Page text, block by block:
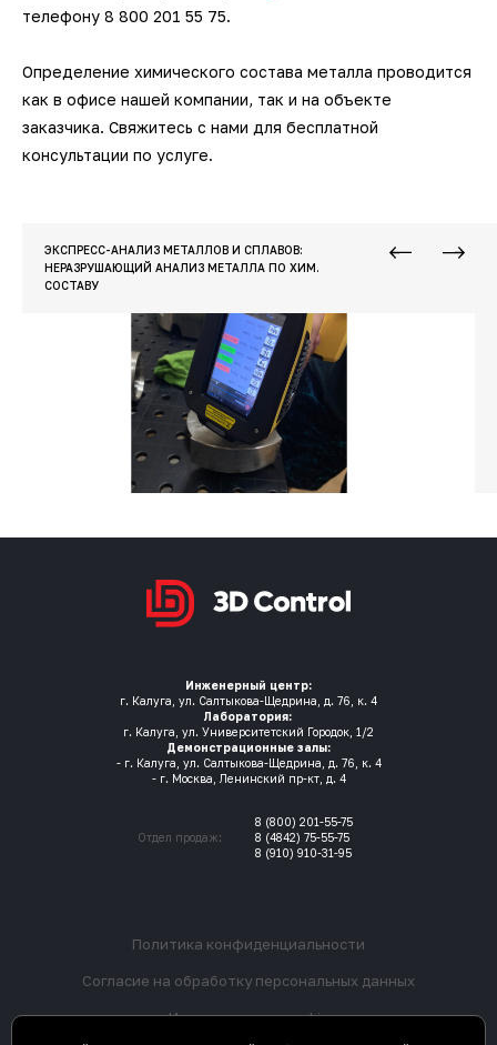
телефону 8 800 201 55 75.
Определение химического состава металла проводится
как в офисе нашей компании, так и на объекте
заказчика. Свяжитесь с нами для бесплатной
консультации по услуге.
ЭКСПРЕСС-АНАЛИЗ МЕТАЛЛОВ И СПЛАВОВ:
НЕРАЗРУШАЮЩИЙ АНАЛИЗ МЕТАЛЛА ПО ХИМ.
СОСТАВУ
Инженерный центр:
г. Калуга, ул. Салтыкова-Щедрина, д. 76, к. 4
Лаборатория:
г. Калуга, ул. Университетский Городок, 1/2
Демонстрационные залы:
- г. Калуга, ул. Салтыкова-Щедрина, д. 76, к. 4
- г. Москва, Ленинский пр-кт, д. 4
Отдел продаж:
8 (800) 201-55-75
8 (4842) 75-55-75
8 (910) 910-31-95
Политика конфиденциальности
Согласие на обработку персональных данных
Использование cookie